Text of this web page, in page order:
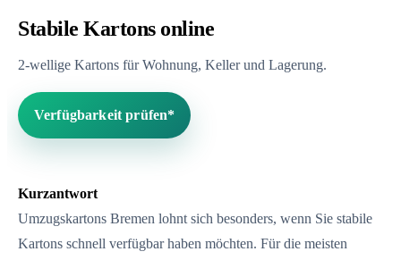
Stabile Kartons online
2-wellige Kartons für Wohnung, Keller und Lagerung.
Verfügbarkeit prüfen*
Kurzantwort
Umzugskartons Bremen lohnt sich besonders, wenn Sie stabile
Kartons schnell verfügbar haben möchten. Für die meisten